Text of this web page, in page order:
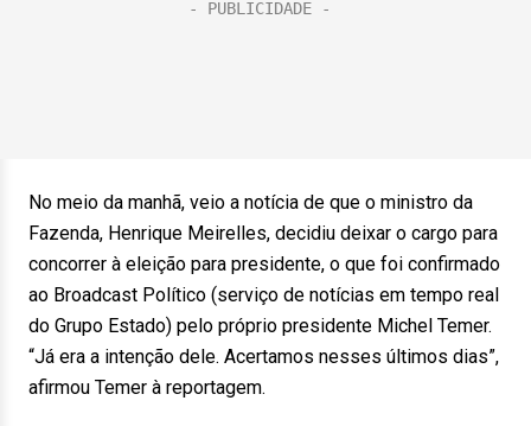
No meio da manhã, veio a notícia de que o ministro da
Fazenda, Henrique Meirelles, decidiu deixar o cargo para
concorrer à eleição para presidente, o que foi confirmado
ao Broadcast Político (serviço de notícias em tempo real
do Grupo Estado) pelo próprio presidente Michel Temer.
“Já era a intenção dele. Acertamos nesses últimos dias”,
afirmou Temer à reportagem.